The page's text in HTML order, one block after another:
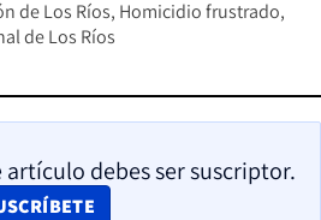
de Los Ríos Homicidio frustrado
de Los Ríos
debes ser suscriptor.
IN NEW WINDOW